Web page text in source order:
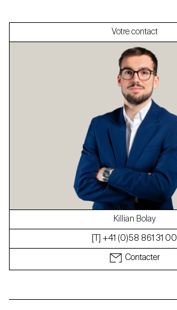
À propos
Nos experts
Contacter
Le blog
en fr
Votre contact
Killian Bolay
[T] +41 (0)58 861 31 00
Contacter